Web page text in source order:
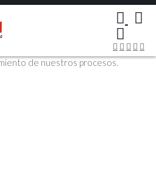
comentarios, sus opiniones son muy
de nuestros procesos.